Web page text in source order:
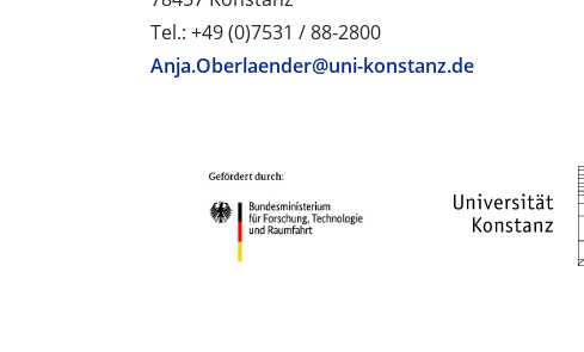
Tel.: +49 (0)7531 / 88-2800
Anja.Oberlaender@uni-konstanz.de